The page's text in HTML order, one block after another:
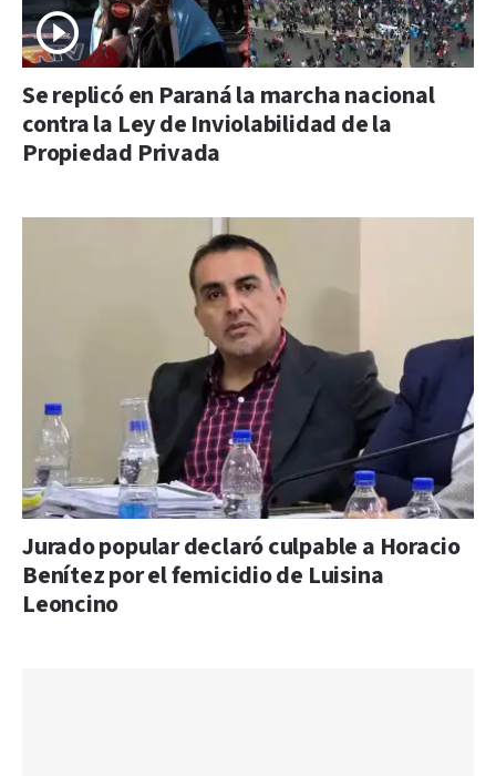
Se replicó en Paraná la marcha nacional
contra la Ley de Inviolabilidad de la
Propiedad Privada
Jurado popular declaró culpable a Horacio
Benítez por el femicidio de Luisina
Leoncino